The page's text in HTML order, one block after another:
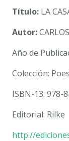
Título: LA
Autor:
Año de
Colección:
ISBN-13: 978-
Editorial: Rilke
http://